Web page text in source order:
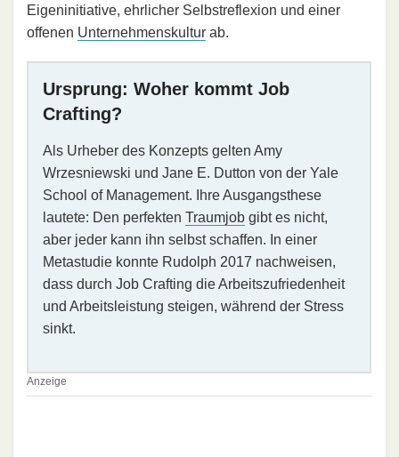
Eigeninitiative, ehrlicher Selbstreflexion und einer
offenen Unternehmenskultur ab.
Ursprung: Woher kommt Job
Crafting?
Als Urheber des Konzepts gelten Amy
Wrzesniewski und Jane E. Dutton von der Yale
School of Management. Ihre Ausgangsthese
lautete: Den perfekten Traumjob gibt es nicht,
aber jeder kann ihn selbst schaffen. In einer
Metastudie konnte Rudolph 2017 nachweisen,
dass durch Job Crafting die Arbeitszufriedenheit
und Arbeitsleistung steigen, während der Stress
sinkt.
Anzeige